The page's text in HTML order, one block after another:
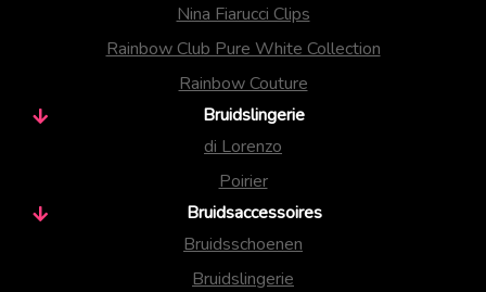
Nina Fiarucci Clips
Rainbow Club Pure White Collection
Rainbow Couture
Bruidslingerie
di Lorenzo
Poirier
Bruidsaccessoires
Bruidsschoenen
Bruidslingerie